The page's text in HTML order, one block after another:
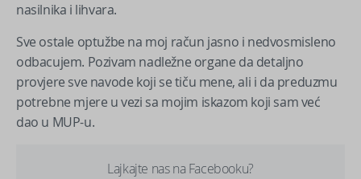
nasilnika i lihvara.
Sve ostale optužbe na moj račun jasno i nedvosmisleno
odbacujem. Pozivam nadležne organe da detaljno
provjere sve navode koji se tiču mene, ali i da preduzmu
potrebne mjere u vezi sa mojim iskazom koji sam već
dao u MUP-u.
Lajkajte nas na Facebooku?